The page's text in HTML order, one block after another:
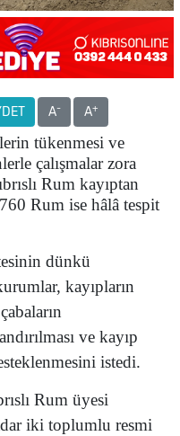
A- A+
tükenmesi ve
çalışmalar zora
Rum kayıptan
Rum ise hâlâ tespit
dünkü
kayıpların
ve kayıp
istedi.
Rum üyesi
iki toplumlu resmi